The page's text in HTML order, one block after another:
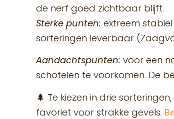
de nerf goed zichtbaar blijft.
Sterke punten: extreem
sorteringen leverbaar
Aandachtspunten: voor een
schotelen te voorkomen. De
🌲 Te kiezen in drie
favoriet voor strakke gevels.